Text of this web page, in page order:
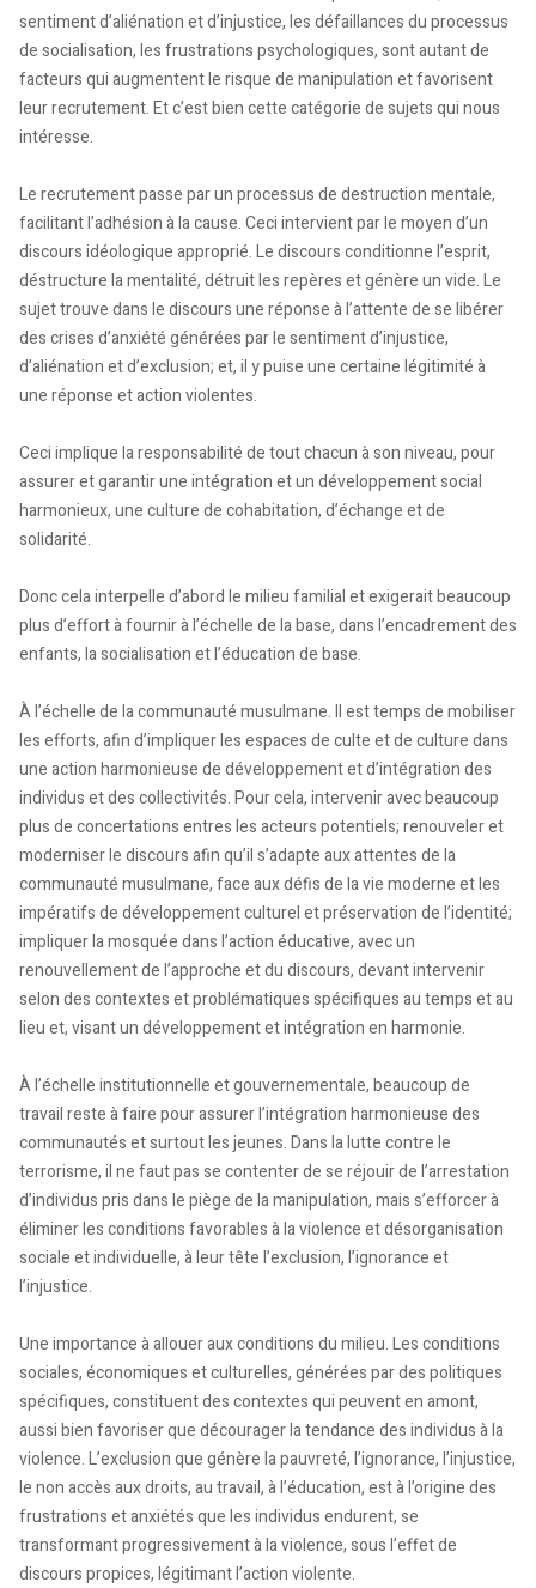
sentiment d’aliénation et d’injustice, les défaillances du processus
de socialisation, les frustrations psychologiques, sont autant de
facteurs qui augmentent le risque de manipulation et favorisent
leur recrutement. Et c’est bien cette catégorie de sujets qui nous
intéresse.
Le recrutement passe par un processus de destruction mentale,
facilitant l’adhésion à la cause. Ceci intervient par le moyen d’un
discours idéologique approprié. Le discours conditionne l’esprit,
déstructure la mentalité, détruit les repères et génère un vide. Le
sujet trouve dans le discours une réponse à l’attente de se libérer
des crises d’anxiété générées par le sentiment d’injustice,
d’aliénation et d’exclusion; et, il y puise une certaine légitimité à
une réponse et action violentes.
Ceci implique la responsabilité de tout chacun à son niveau, pour
assurer et garantir une intégration et un développement social
harmonieux, une culture de cohabitation, d’échange et de
solidarité.
Donc cela interpelle d’abord le milieu familial et exigerait beaucoup
plus d’effort à fournir à l’échelle de la base, dans l’encadrement des
enfants, la socialisation et l’éducation de base.
À l’échelle de la communauté musulmane. Il est temps de mobiliser
les efforts, afin d’impliquer les espaces de culte et de culture dans
une action harmonieuse de développement et d’intégration des
individus et des collectivités. Pour cela, intervenir avec beaucoup
plus de concertations entres les acteurs potentiels; renouveler et
moderniser le discours afin qu’il s’adapte aux attentes de la
communauté musulmane, face aux défis de la vie moderne et les
impératifs de développement culturel et préservation de l’identité;
impliquer la mosquée dans l’action éducative, avec un
renouvellement de l’approche et du discours, devant intervenir
selon des contextes et problématiques spécifiques au temps et au
lieu et, visant un développement et intégration en harmonie.
À l’échelle institutionnelle et gouvernementale, beaucoup de
travail reste à faire pour assurer l’intégration harmonieuse des
communautés et surtout les jeunes. Dans la lutte contre le
terrorisme, il ne faut pas se contenter de se réjouir de l’arrestation
d’individus pris dans le piège de la manipulation, mais s’efforcer à
éliminer les conditions favorables à la violence et désorganisation
sociale et individuelle, à leur tête l’exclusion, l’ignorance et
l’injustice.
Une importance à allouer aux conditions du milieu. Les conditions
sociales, économiques et culturelles, générées par des politiques
spécifiques, constituent des contextes qui peuvent en amont,
aussi bien favoriser que décourager la tendance des individus à la
violence. L’exclusion que génère la pauvreté, l’ignorance, l’injustice,
le non accès aux droits, au travail, à l’éducation, est à l’origine des
frustrations et anxiétés que les individus endurent, se
transformant progressivement à la violence, sous l’effet de
discours propices, légitimant l’action violente.